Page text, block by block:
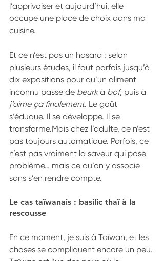
l’apprivoiser et aujourd’hui, elle
occupe une place de choix dans ma
cuisine.
Et ce n’est pas un hasard : selon
plusieurs études, il faut parfois jusqu’à
dix expositions pour qu’un aliment
inconnu passe de beurk à bof, puis à
j’aime ça finalement. Le goût
s’éduque. Il se développe. Il se
transforme.Mais chez l’adulte, ce n’est
pas toujours automatique. Parfois, ce
n’est pas vraiment la saveur qui pose
problème… mais ce qu’on y associe
sans s’en rendre compte.
Le cas taïwanais : basilic thaï à la
rescousse
En ce moment, je suis à Taïwan, et les
choses se compliquent encore un peu.